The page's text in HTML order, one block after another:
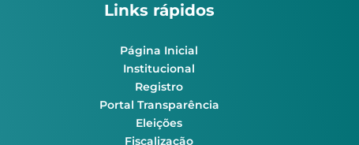
Links rápidos
Página Inicial
Institucional
Registro
Portal Transparência
Eleições
Fiscalização